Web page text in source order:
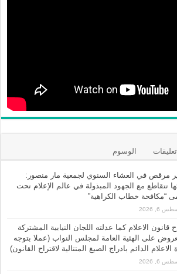
تعليقات الوسوم
مرقص في العشاء السنوي لجمعية مار منصور:
تتقاطع مع الجهود المبذولة في عالم الإعلام تحت
“مكافحة خطاب الكراهية”
6, 2026
قانون الاعلام كما عدلته اللجان النيابية المشتركة
على الهئية العامة لمجلس النواب (عملا بتوجه
الاعلام الدائم بادراج الصيغ المتتالية لاقتراح القانون)
6, 2026